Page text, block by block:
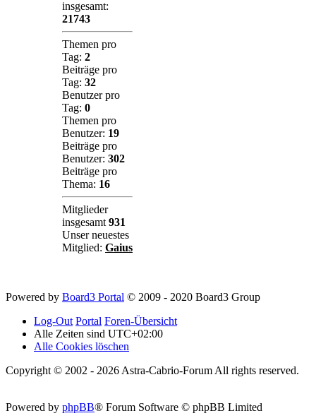
insgesamt:
21743
Themen pro
Tag: 2
Beiträge pro
Tag: 32
Benutzer pro
Tag: 0
Themen pro
Benutzer: 19
Beiträge pro
Benutzer: 302
Beiträge pro
Thema: 16
Mitglieder
insgesamt931
Unser neuestes
Mitglied: Gaius
Powered by Board3 Portal © 2009 - 2020 Board3 Group
Log-Out Portal Foren-Übersicht
Alle Zeiten sind UTC+02:00
Alle Cookies löschen
Copyright © 2002 - 2026 Astra-Cabrio-Forum All rights reserved.
Powered by phpBB® Forum Software © phpBB Limited